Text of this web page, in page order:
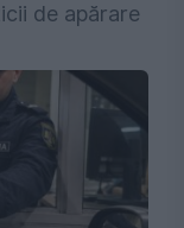
de apărare